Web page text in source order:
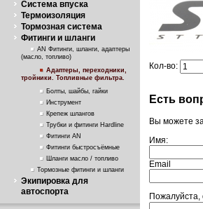
Система впуска
Термоизоляция
Тормозная система
Фитинги и шланги
AN Фитинги, шланги, адаптеры
(масло, топливо)
Адаптеры, переходники,
тройники. Топливные фильтра.
Болты, шайбы, гайки
Инструмент
Крепеж шлангов
Трубки и фитинги Hardline
Фитинги AN
Фитинги быстросъёмные
Шланги масло / топливо
Тормозные фитинги и шланги
Экипировка для
автоспорта
Кол-во:
Есть
Вы можете
Имя:
Email